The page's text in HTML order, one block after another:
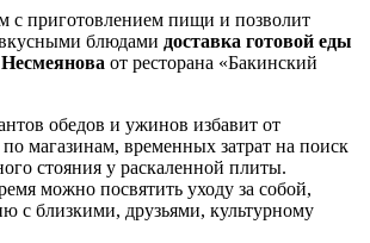
с приготовлением пищи и позволит
блюдами доставка готовой еды
от ресторана «Бакинский
обедов и ужинов избавит от
магазинам, временных затрат на поиск
стояния у раскаленной плиты.
можно посвятить уходу за собой,
с близкими, друзьями, культурному